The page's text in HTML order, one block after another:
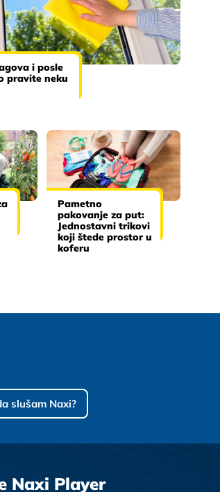
i posle
pravite neku
Pametno
pakovanje za put:
Jednostavni trikovi
koji štede prostor u
koferu
slušam Naxi?
Naxi Player